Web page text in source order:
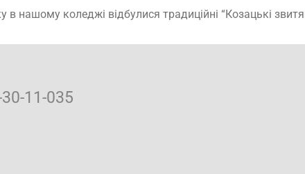
в нашому коледжі відбулися традиційні “Козацькі
11-035